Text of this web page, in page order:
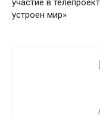
участие в
устроен мир»